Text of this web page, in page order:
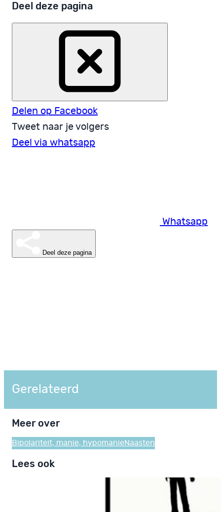
Deel deze pagina
Delen op Facebook
Tweet naar je volgers
Deel via whatsapp
Whatsapp
Deel deze pagina
Gerelateerd
Meer over
Bipolariteit, manie, hypomanie Naasten
Lees ook